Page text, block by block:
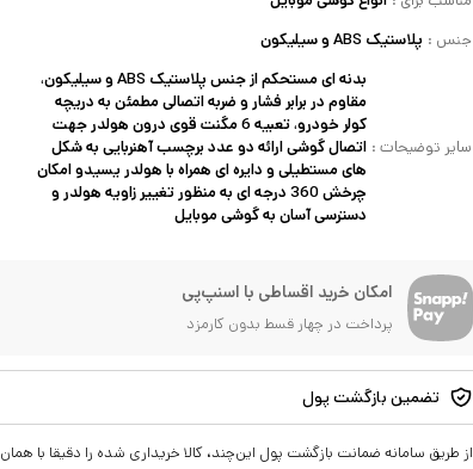
جنس : پلاستیک ABS و سیلیکون
سایر توضیحات :
بدنه ای مستحکم از جنس پلاستیک ABS و سیلیکون،
مقاوم در برابر فشار و ضربه اتصالی مطمئن به دریچه
کولر خودرو، تعبیه 6 مگنت قوی درون هولدر جهت
اتصال گوشی ارائه دو عدد برچسب آهنربایی به شکل
های مستطیلی و دایره ای همراه با هولدر یسیدو امکان
چرخش 360 درجه ای به منظور تغییر زاویه هولدر و
دسترسی آسان به گوشی موبایل
امکان خرید اقساطی با اسنپ‌پی
پرداخت در چهار قسط بدون کارمزد
تضمین بازگشت پول
از طریق سامانه ضمانت بازگشت پول این‌چند، کالا خریداری شده را دقیقا با همان